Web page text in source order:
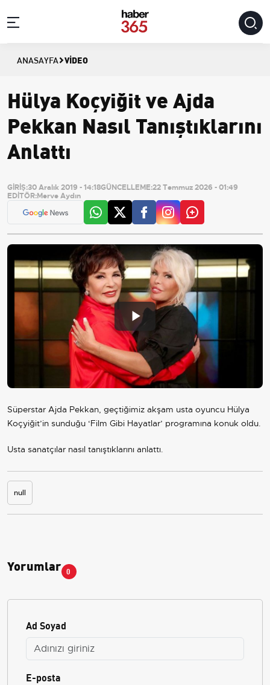
ANASAYFA VIDEO
Hülya Koçyiğit ve Ajda
Pekkan Nasıl Tanıştıklarını
Anlattı
GİRİŞ:30 Aralık 2019 - 14:18GÜNCELLEME:22 Temmuz 2026 - 01:49
EDİTÖR:Merve Aydın
Play
Video
Süperstar Ajda Pekkan, geçtiğimiz akşam usta oyuncu Hülya
Koçyiğit’in sunduğu ‘Film Gibi Hayatlar’ programına konuk oldu.
Usta sanatçılar nasıl tanıştıklarını anlattı.
null
Yorumlar 0
Ad Soyad
E-posta